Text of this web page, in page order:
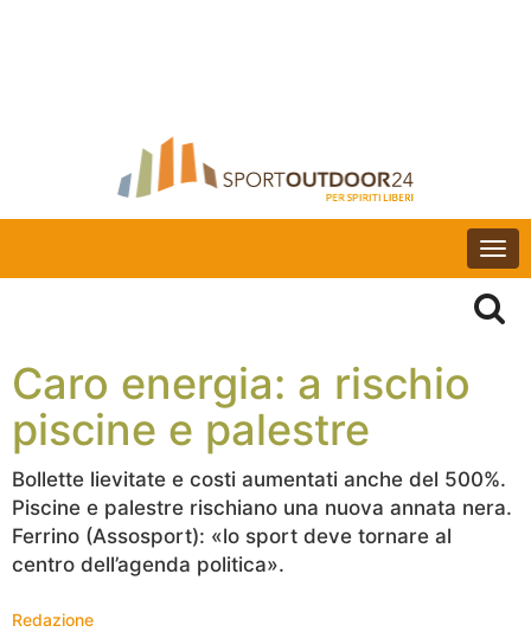
Caro energia: a rischio
piscine e palestre
Bollette lievitate e costi aumentati anche del 500%.
Piscine e palestre rischiano una nuova annata nera.
Ferrino (Assosport): «lo sport deve tornare al
centro dell’agenda politica».
Redazione